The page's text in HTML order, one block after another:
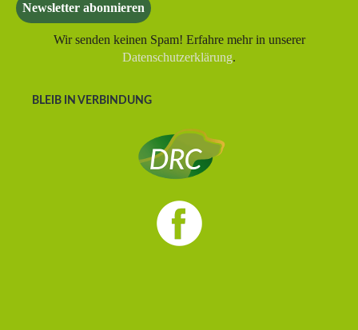
Wir senden keinen Spam! Erfahre mehr in unserer
Datenschutzerklärung.
BLEIB IN VERBINDUNG